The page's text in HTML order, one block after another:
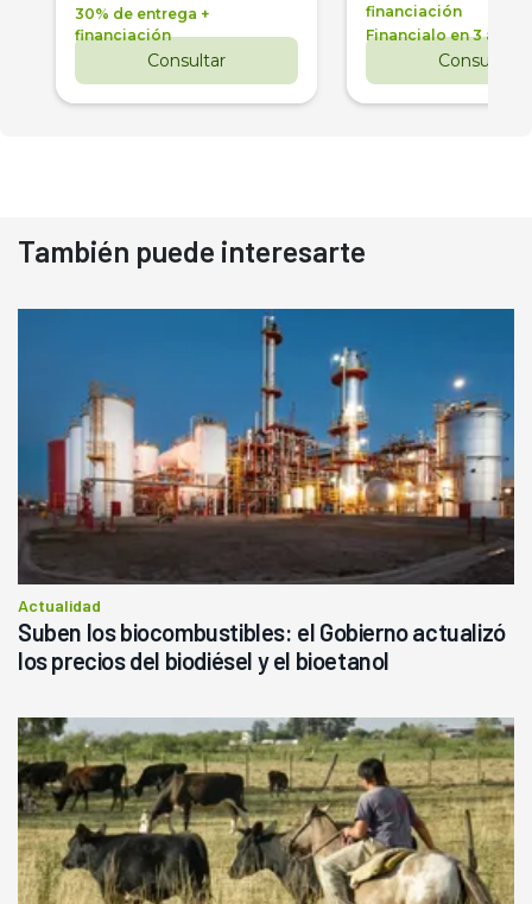
30% de entrega +
financiación
Consultar
financiación
Financialo en 3 años
Consultar
También puede interesarte
Actualidad
Suben los biocombustibles: el Gobierno actualizó
los precios del biodiésel y el bioetanol